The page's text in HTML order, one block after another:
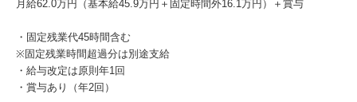
月給62.0万円（基本給45.9万円＋固定時間外16.1万円）＋賞与
・固定残業代45時間含む
※固定残業時間超過分は別途支給
・給与改定は原則年1回
・賞与あり（年2回）